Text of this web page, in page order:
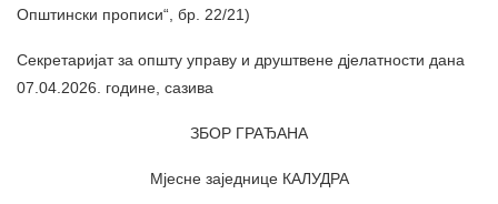
Општински прописи“, бр. 22/21)
Секретаријат за општу управу и друштвене дјелатности дана
07.04.2026. године, сазива
ЗБОР ГРАЂАНА
Мјесне заједнице КАЛУДРА